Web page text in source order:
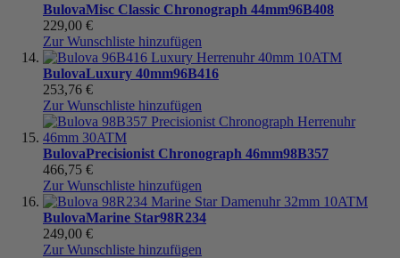
BulovaMisc Classic Chronograph 44mm96B408
229,00 €
Zur Wunschliste hinzufügen
BulovaLuxury 40mm96B416
253,76 €
Zur Wunschliste hinzufügen
BulovaPrecisionist Chronograph 46mm98B357
466,75 €
Zur Wunschliste hinzufügen
BulovaMarine Star98R234
249,00 €
Zur Wunschliste hinzufügen